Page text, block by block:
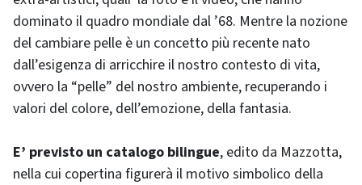
dominato il quadro mondiale dal ’68. Mentre la nozione
del cambiare pelle è un concetto più recente nato
dall’esigenza di arricchire il nostro contesto di vita,
ovvero la “pelle” del nostro ambiente, recuperando i
valori del colore, dell’emozione, della fantasia.
E’ previsto un catalogo bilingue, edito da Mazzotta,
nella cui copertina figurerà il motivo simbolico della